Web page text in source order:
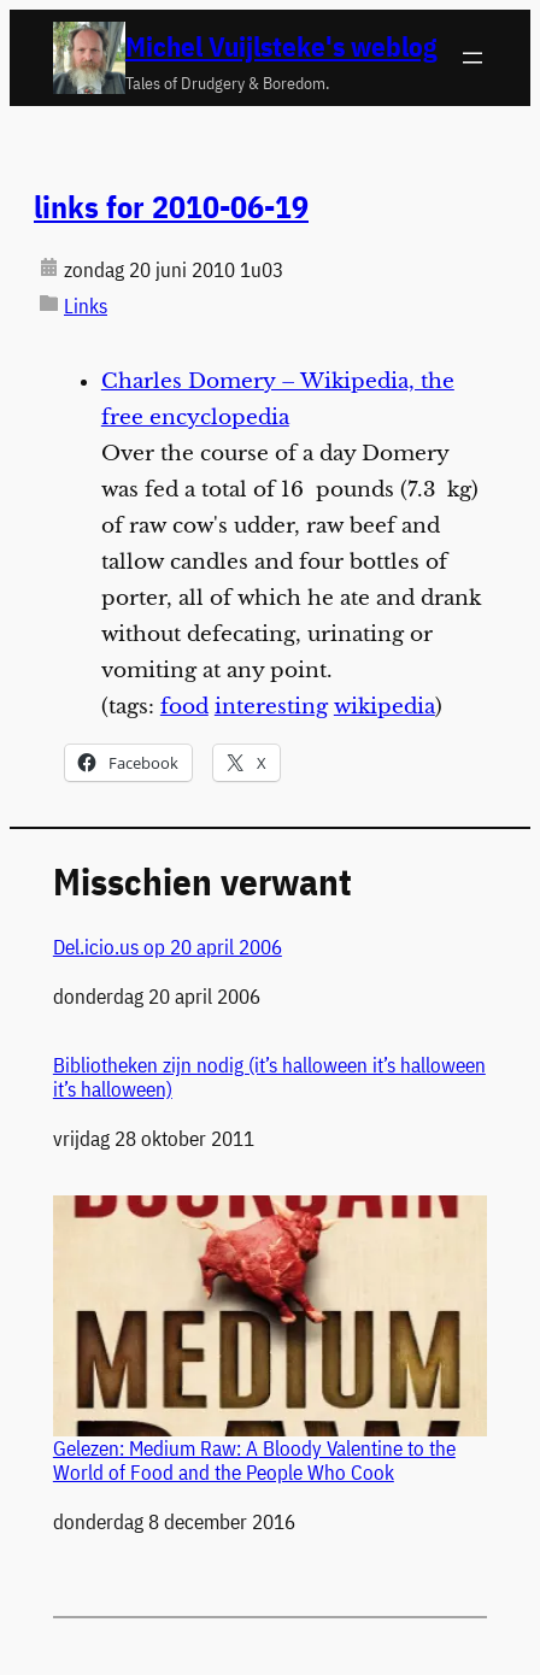
naar
Michel Vuijlsteke's weblog
Tales of Drudgery & Boredom.
links for 2010-06-19
zondag 20 juni 2010 1u03
Links
Charles Domery – Wikipedia, the
free encyclopedia
Over the course of a day Domery
was fed a total of 16 pounds (7.3 kg)
of raw cow's udder, raw beef and
tallow candles and four bottles of
porter, all of which he ate and drank
without defecating, urinating or
vomiting at any point.
(tags: food interesting wikipedia)
Facebook X
Misschien verwant
Del.icio.us op 20 april 2006
Datum
donderdag 20 april 2006
Bibliotheken zijn nodig (it’s halloween it’s halloween
it’s halloween)
Datum
vrijdag 28 oktober 2011
Gelezen: Medium Raw: A Bloody Valentine to the
World of Food and the People Who Cook
Datum
donderdag 8 december 2016